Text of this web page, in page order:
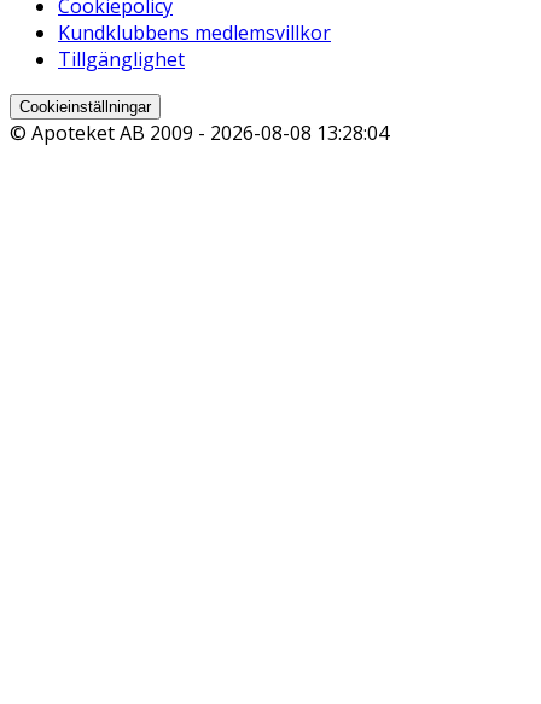
Cookiepolicy
Kundklubbens medlemsvillkor
Tillgänglighet
Cookieinställningar
© Apoteket AB 2009 - 2026-08-08 13:28:04